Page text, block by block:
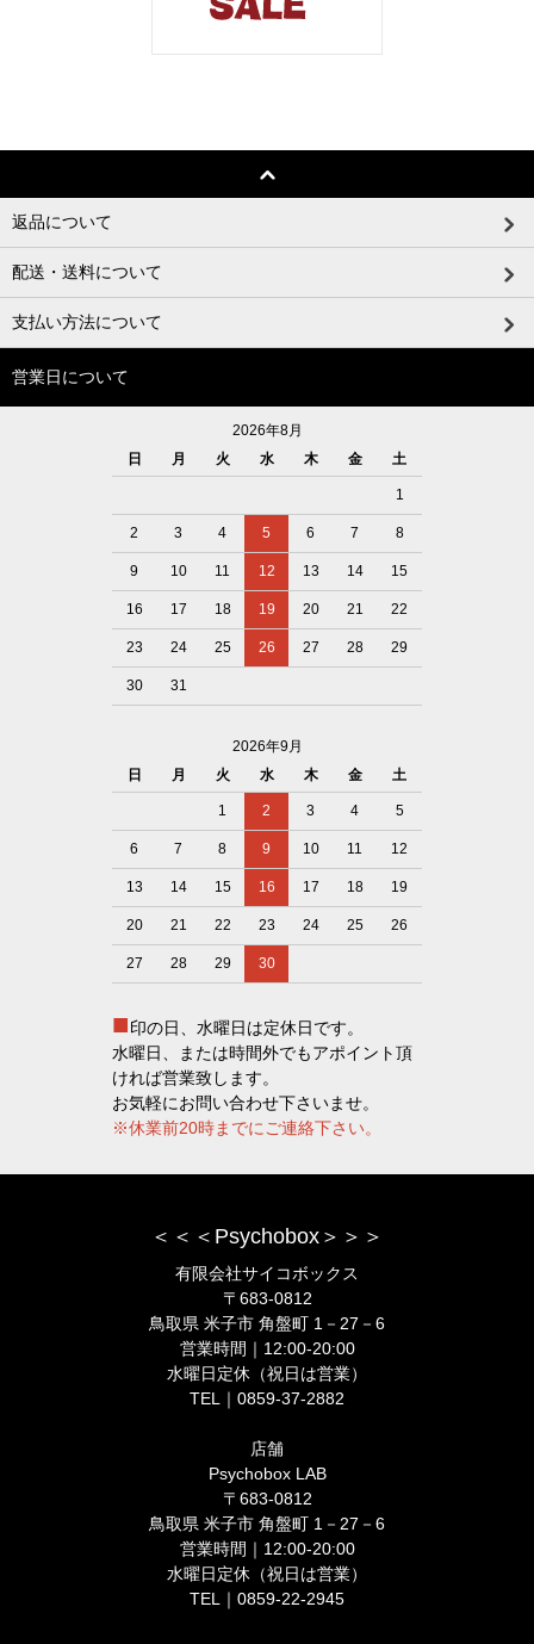
返品について
配送・送料について
支払い方法について
営業日について
2026年8月
日
月 火 水 木 金 土
1
2 3 4 5 6 7 8
9 10 11 12 13 14 15
16 17 18 19 20 21 22
23 24 25 26 27 28 29
30 31
2026年9月
日
月 火 水 木 金 土
1 2 3 4 5
6 7 8 9 10 11 12
13 14 15 16 17 18 19
20 21 22 23 24 25 26
27 28 29 30
■印の日、水曜日は定休日です。
水曜日、または時間外でもアポイント頂
ければ営業致します。
お気軽にお問い合わせ下さいませ。
※休業前20時までにご連絡下さい。
＜＜＜Psychobox＞＞＞
有限会社サイコボックス
〒683-0812
鳥取県 米子市 角盤町 1－27－6
営業時間｜12:00-20:00
水曜日定休（祝日は営業）
TEL｜0859-37-2882
店舗
Psychobox LAB
〒683-0812
鳥取県 米子市 角盤町 1－27－6
営業時間｜12:00-20:00
水曜日定休（祝日は営業）
TEL｜0859-22-2945